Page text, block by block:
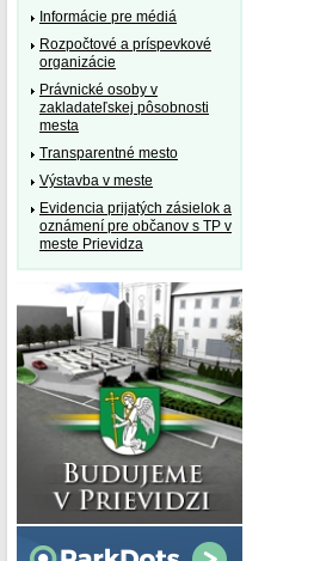
Informácie pre médiá
Rozpočtové a príspevkové
organizácie
Právnické osoby v
zakladateľskej pôsobnosti
mesta
Transparentné mesto
Výstavba v meste
Evidencia prijatých zásielok a
oznámení pre občanov s TP v
meste Prievidza